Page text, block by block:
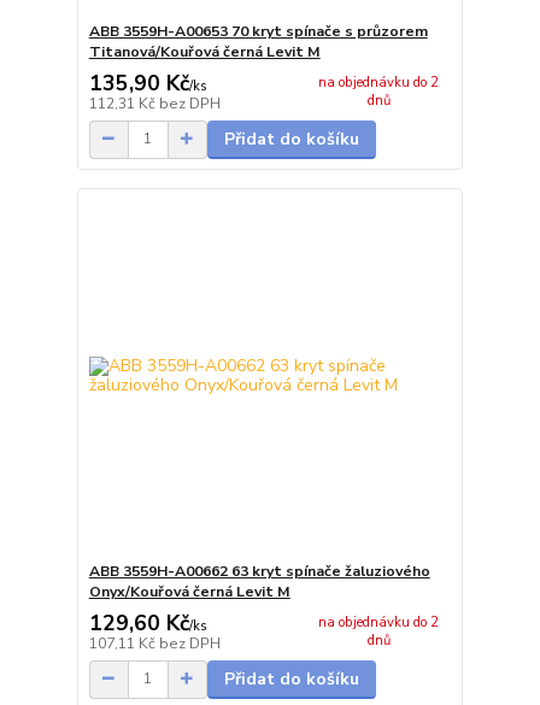
ABB 3559H-A00653 70 kryt spínače s průzorem
Titanová/Kouřová černá Levit M
135,90 Kč/ks
112,31 Kč bez DPH
na objednávku do 2
dnů
Přidat do košíku
ABB 3559H-A00662 63 kryt spínače žaluziového
Onyx/Kouřová černá Levit M
129,60 Kč/ks
107,11 Kč bez DPH
na objednávku do 2
dnů
Přidat do košíku